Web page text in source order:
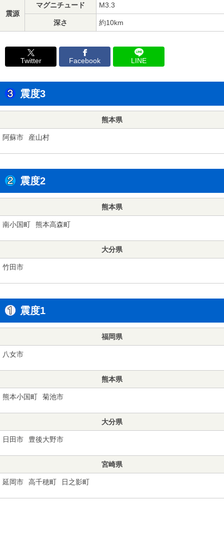
震源
マグニチュード M3.3
深さ 約10km
Twitter Facebook LINE
震度3
熊本県
阿蘇市 産山村
震度2
熊本県
南小国町 熊本高森町
大分県
竹田市
震度1
福岡県
八女市
熊本県
熊本小国町 菊池市
大分県
日田市 豊後大野市
宮崎県
延岡市 高千穂町 日之影町